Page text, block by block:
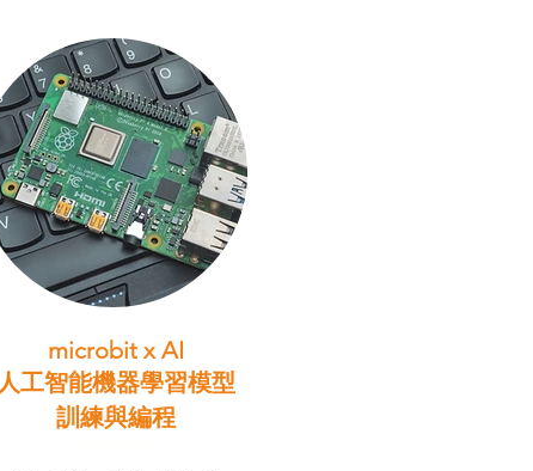
microbit x AI
人工智能機器學習模型
訓練與編程